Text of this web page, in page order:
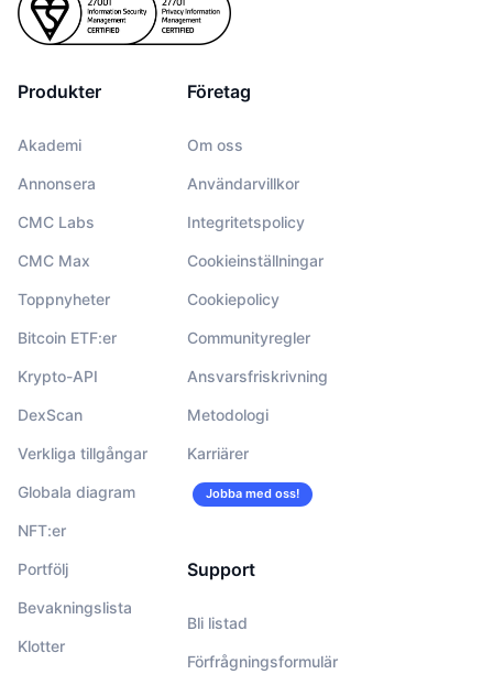
Produkter
Akademi
Annonsera
CMC Labs
CMC Max
Toppnyheter
Bitcoin ETF:er
Krypto-API
DexScan
Verkliga tillgångar
Globala diagram
NFT:er
Portfölj
Bevakningslista
Klotter
Företag
Om oss
Användarvillkor
Integritetspolicy
Cookieinställningar
Cookiepolicy
Communityregler
Ansvarsfriskrivning
Metodologi
Karriärer
Jobba med oss!
Support
Bli listad
Förfrågningsformulär